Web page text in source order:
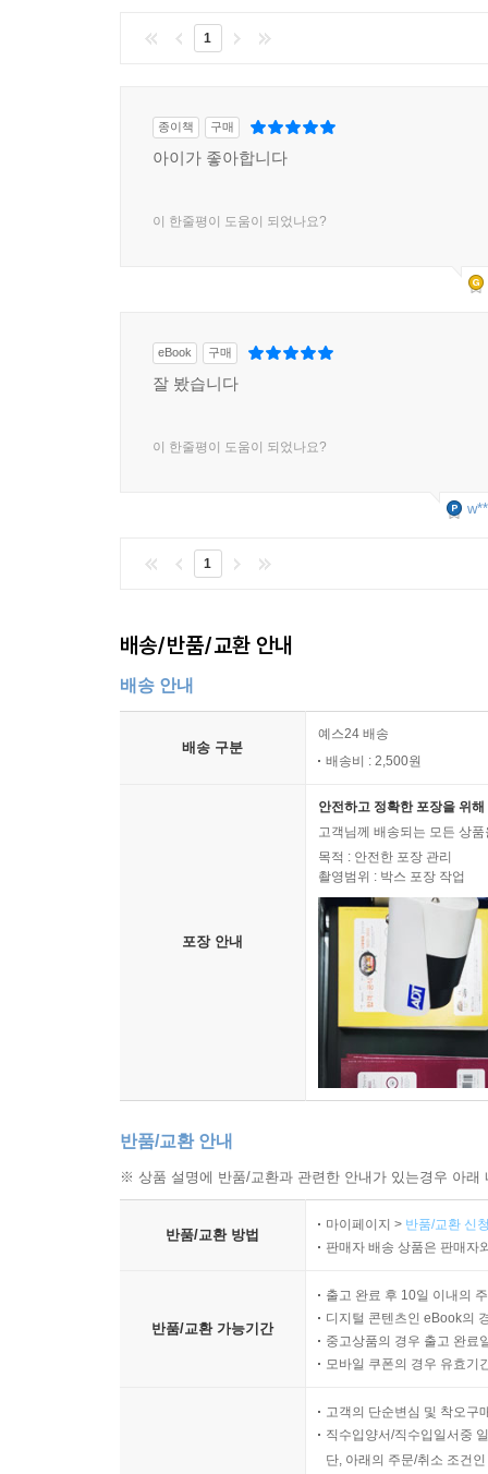
1
종이책 구매
아이가 좋아합니다
이 한줄평이 도움이 되었나요?
eBook 구매
잘 봤습니다
이 한줄평이 도움이 되었나요?
1
배송/반품/교환 안내
배송 안내
배송 구분
예스24 배송
배송비 : 2,500원
포장 안내
안전하고 정확한 포장을 위
고객님께 배송되는 모든 상
목적 : 안전한 포장 관리
촬영범위 : 박스 포장 작업
반품/교환 안내
※ 상품 설명에 반품/교환과 관련한 안내가 있는경우 아
반품/교환 방법
마이페이지 > 반품/교환 신
판매자 배송 상품은 판매자
반품/교환 가능기간
출고 완료 후 10일 이내의
디지털 콘텐츠인 eBook의
중고상품의 경우 출고 완료
모바일 쿠폰의 경우 유효기
고객의 단순변심 및 착오구
직수입양서/직수입일서중
단, 아래의 주문/취소 조건